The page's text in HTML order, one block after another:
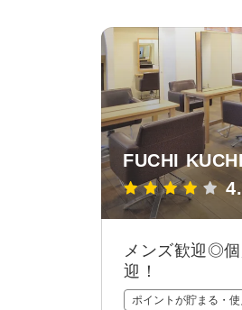
FUCHI
メンズ歓迎◎
迎！
ポイントが貯まる・使